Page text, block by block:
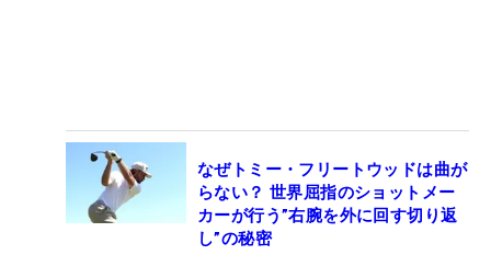
なぜトミー・フリートウッドは曲が
らない？ 世界屈指のショットメー
カーが行う”右腕を外に回す切り返
し”の秘密